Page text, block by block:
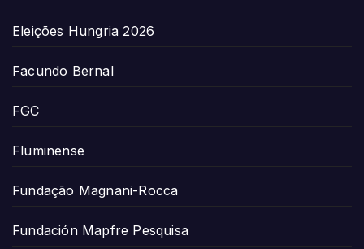
Eleições Hungria 2026
Facundo Bernal
FGC
Fluminense
Fundação Magnani-Rocca
Fundación Mapfre Pesquisa